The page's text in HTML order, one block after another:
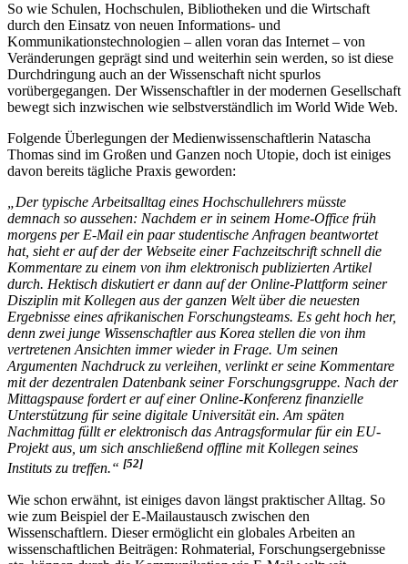
So wie Schulen, Hochschulen, Bibliotheken und die Wirtschaft
durch den Einsatz von neuen Informations- und
Kommunikationstechnologien – allen voran das Internet – von
Veränderungen geprägt sind und weiterhin sein werden, so ist diese
Durchdringung auch an der Wissenschaft nicht spurlos
vorübergegangen. Der Wissenschaftler in der modernen Gesellschaft
bewegt sich inzwischen wie selbstverständlich im World Wide Web.
Folgende Überlegungen der Medienwissenschaftlerin Natascha
Thomas sind im Großen und Ganzen noch Utopie, doch ist einiges
davon bereits tägliche Praxis geworden:
„Der typische Arbeitsalltag eines Hochschullehrers müsste
demnach so aussehen: Nachdem er in seinem Home-Office früh
morgens per E-Mail ein paar studentische Anfragen beantwortet
hat, sieht er auf der der Webseite einer Fachzeitschrift schnell die
Kommentare zu einem von ihm elektronisch publizierten Artikel
durch. Hektisch diskutiert er dann auf der Online-Plattform seiner
Disziplin mit Kollegen aus der ganzen Welt über die neuesten
Ergebnisse eines afrikanischen Forschungsteams. Es geht hoch her,
denn zwei junge Wissenschaftler aus Korea stellen die von ihm
vertretenen Ansichten immer wieder in Frage. Um seinen
Argumenten Nachdruck zu verleihen, verlinkt er seine Kommentare
mit der dezentralen Datenbank seiner Forschungsgruppe. Nach der
Mittagspause fordert er auf einer Online-Konferenz finanzielle
Unterstützung für seine digitale Universität ein. Am späten
Nachmittag füllt er elektronisch das Antragsformular für ein EU-
Projekt aus, um sich anschließend offline mit Kollegen seines
Instituts zu treffen.“ [52]
Wie schon erwähnt, ist einiges davon längst praktischer Alltag. So
wie zum Beispiel der E-Mailaustausch zwischen den
Wissenschaftlern. Dieser ermöglicht ein globales Arbeiten an
wissenschaftlichen Beiträgen: Rohmaterial, Forschungsergebnisse